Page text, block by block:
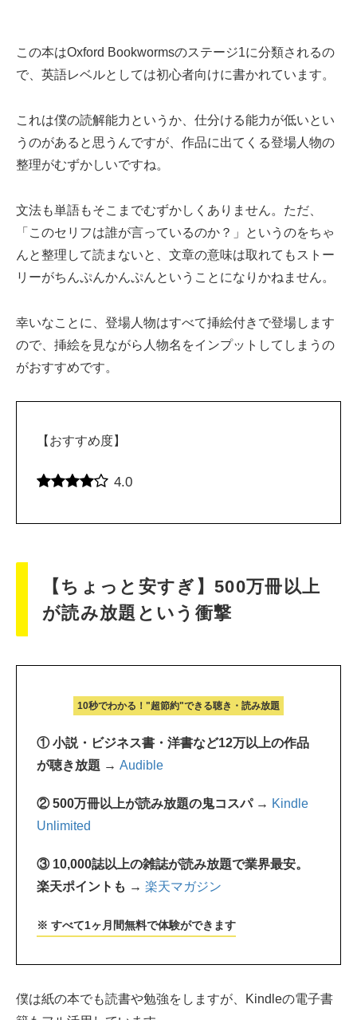
この本はOxford Bookwormsのステージ1に分類されるの
で、英語レベルとしては初心者向けに書かれています。
これは僕の読解能力というか、仕分ける能力が低いとい
うのがあると思うんですが、作品に出てくる登場人物の
整理がむずかしいですね。
文法も単語もそこまでむずかしくありません。ただ、
「このセリフは誰が言っているのか？」というのをちゃ
んと整理して読まないと、文章の意味は取れてもストー
リーがちんぷんかんぷんということになりかねません。
幸いなことに、登場人物はすべて挿絵付きで登場します
ので、挿絵を見ながら人物名をインプットしてしまうの
がおすすめです。
【おすすめ度】
4.0
【ちょっと安すぎ】500万冊以上
が読み放題という衝撃
10秒でわかる！"超節約"できる聴き・読み放題
① 小説・ビジネス書・洋書など12万以上の作品
が聴き放題 → Audible
② 500万冊以上が読み放題の鬼コスパ → Kindle
Unlimited
③ 10,000誌以上の雑誌が読み放題で業界最安。
楽天ポイントも → 楽天マガジン
※ すべて1ヶ月間無料で体験ができます
僕は紙の本でも読書や勉強をしますが、Kindleの電子書